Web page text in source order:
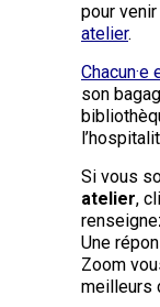
pour
atelier.
Chacun·e
son
Si vous
atelier,
Une
Zoom
meilleurs